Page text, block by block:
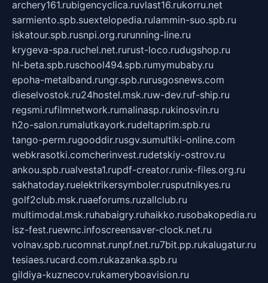
archery161.rubigencyclica.ruvlast16.rukorru.net
sarmiento.spb.suextelopedia.rulammin-suo.spb.ru
iskatour.spb.rusnpi.org.rurunning-line.ru
krygeva-spa.ruchel.net.rurust-loco.rudugshop.ru
hl-beta.spb.ruschool494.spb.rumymubaby.ru
epoha-metalband.rungr.spb.rurusgosnews.com
dieselvostok.ru24hostel.msk.ruw-dev.ruf-ship.ru
regsmi.rufilmnetwork.rumalinasp.rukinosvin.ru
h2o-salon.rumalutkayork.rudeltaprim.spb.ru
tango-perm.rugooddir.rusgv.sumultiki-online.com
webkrasotki.comcherinvest.rudetskiy-ostrov.ru
ankou.spb.rualvesta1.rupdf-creator.runix-files.org.ru
sakhatoday.ruelektrikersymboler.rusputnikyes.ru
golf2club.msk.ruaeforums.ruzallclub.ru
multimodal.msk.ruhabaigry.ruhaikko.rusobakopedia.ru
isz-fest.ruewnc.infoscreensaver-clock.net.ru
volnav.spb.rucomnat.runpf.net.ru7bit.pp.rukalugatur.ru
tesiaes.rucard.com.rukazanka.spb.ru
gildiya-kuznecov.rukameryboavision.ru